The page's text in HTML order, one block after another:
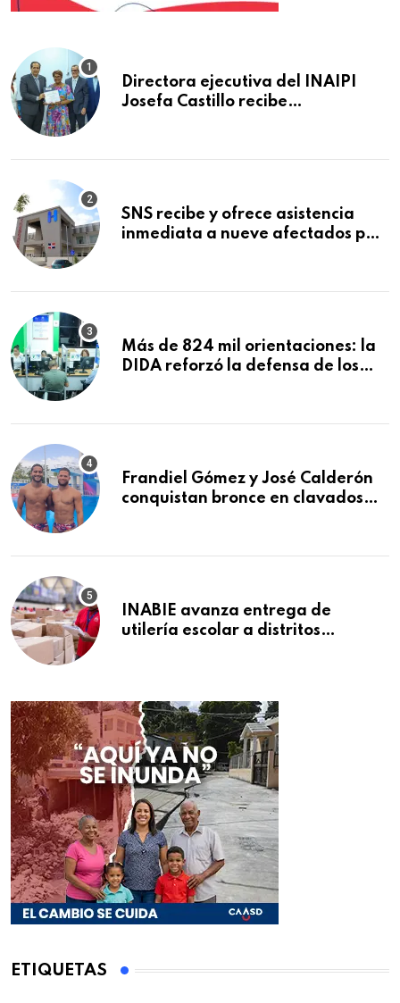
Directora ejecutiva del INAIPI
Josefa Castillo recibe
SNS recibe y ofrece asistencia
inmediata a nueve afectados por
Macorís
Más de 824 mil orientaciones: la
DIDA reforzó la defensa de los
Frandiel Gómez y José Calderón
conquistan bronce en clavados
INABIE avanza entrega de
utilería escolar a distritos
ETIQUETAS